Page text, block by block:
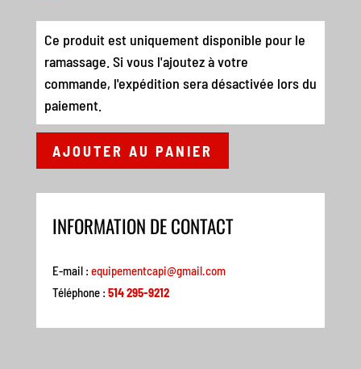
Ce produit est uniquement disponible pour le
ramassage. Si vous l'ajoutez à votre
commande, l'expédition sera désactivée lors du
paiement.
AJOUTER AU PANIER
INFORMATION DE CONTACT
E-mail : equipementcapi@gmail.com
Téléphone : 514 295-9212